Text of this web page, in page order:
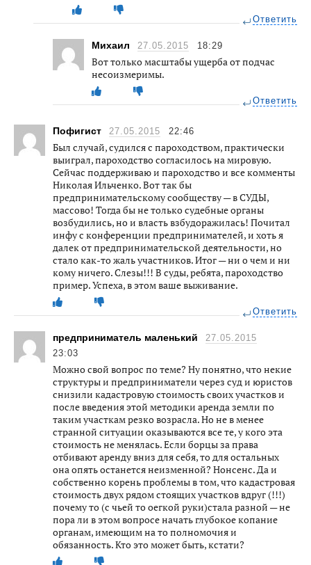
Ответить
Михаил 27.05.2015 18:29
Вот только масштабы ущерба от подчас
несоизмеримы.
Ответить
Пофигист 27.05.2015 22:46
Был случай, судился с пароходством, практически
выиграл, пароходство согласилось на мировую.
Сейчас поддерживаю и пароходство и все комменты
Николая Ильченко. Вот так бы
предпринимательскому сообществу — в СУДЫ,
массово! Тогда бы не только судебные органы
возбудились, но и власть взбудоражилась! Почитал
инфу с конференции предпринимателей, и хоть я
далек от предпринимательской деятельности, но
стало как-то жаль участников. Итог — ни о чем и ни
кому ничего. Слезы!!! В суды, ребята, пароходство
пример. Успеха, в этом ваше выживание.
Ответить
предприниматель маленький
27.05.2015
23:03
Можно свой вопрос по теме? Ну понятно, что некие
структуры и предприниматели через суд и юристов
снизили кадастровую стоимость своих участков и
после введения этой методики аренда земли по
таким участкам резко возрасла. Но не в менее
странной ситуации оказываются все те, у кого эта
стоимость не менялась. Если борцы за права
отбивают аренду вниз для себя, то для остальных
она опять останется неизменной? Нонсенс. Да и
собственно корень проблемы в том, что кадастровая
стоимость двух рядом стоящих участков вдруг (!!!)
почему то (с чьей то оегкой руки)стала разной — не
пора ли в этом вопросе начать глубокое копание
органам, имеющим на то полномочия и
обязанность. Кто это может быть, кстати?